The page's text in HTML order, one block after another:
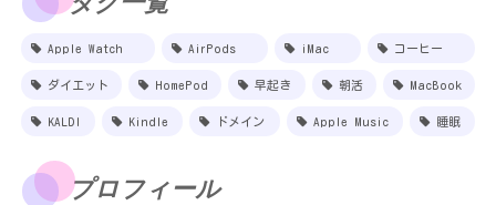
Apple Watch AirPods iMac コーヒー
ダイエット HomePod 早起き 朝活 MacBook
KALDI Kindle ドメイン Apple Music 睡眠
プロフィール